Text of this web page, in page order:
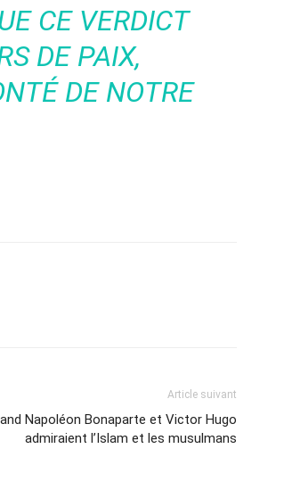
CE VERDICT
DE PAIX,
DE NOTRE
Article suivant
Napoléon Bonaparte et Victor Hugo
admiraient l’Islam et les musulmans